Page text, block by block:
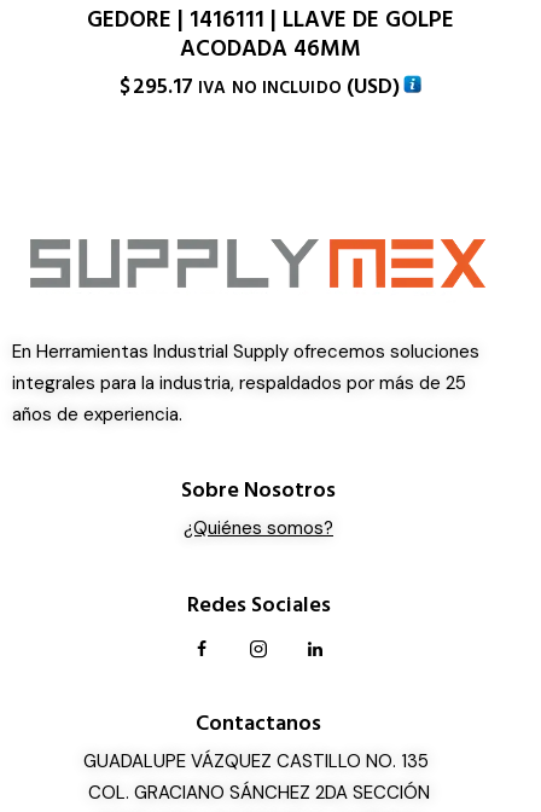
GEDORE | 1416111 | LLAVE DE GOLPE
ACODADA 46MM
$295.17 IVA NO INCLUIDO (USD)
En Herramientas Industrial Supply ofrecemos soluciones
integrales para la industria, respaldados por más de 25
años de experiencia.
Sobre Nosotros
¿Quiénes somos?
Redes Sociales
Contactanos
GUADALUPE VÁZQUEZ CASTILLO NO. 135
COL. GRACIANO SÁNCHEZ 2DA SECCIÓN